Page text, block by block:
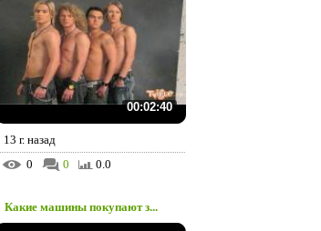
00:02:40
13 г. назад
0
0 0.0
Какие машины покупают з...